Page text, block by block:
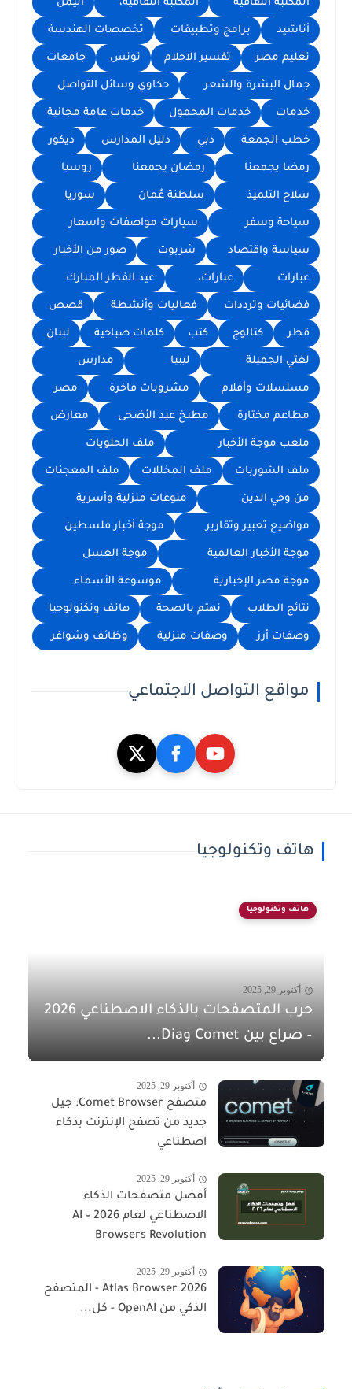
المكتبة الثقافية المكتبة الثقافية، اليمن
أناشيد برامج وتطبيقات تخصصات الهندسة
تعليم مصر تفسير الاحلام تونس جامعات
جمال البشرة والشعر حكاوي وسائل التواصل
خدمات خدمات المحمول خدمات عامة مجانية
خطب الجمعة دبي دليل المدارس ديكور
رمضا يجمعنا رمضان يجمعنا روسيا
سلاح التلميذ سلطنة عُمان سوريا
سياحة وسفر سيارات مواصفات واسعار
سياسة واقتصاد شربوت صور من الأخبار
عبارات عبارات، عيد الفطر المبارك
فضائيات وترددات فعاليات وأنشطة قصص
قطر كتالوج كتب كلمات صباحية لبنان
لغتي الجميلة ليبيا مدارس
مسلسلات وأفلام مشروبات فاخرة مصر
مطاعم مختارة مطبخ عيد الأضحى معارض
ملعب موجة الأخبار ملف الحلويات
ملف الشوربات ملف المخللات ملف المعجنات
من وحي الدين منوعات منزلية وأسرية
مواضيع تعبير وتقارير موجة أخبار فلسطين
موجة الأخبار العالمية موجة العسل
موجة مصر الإخبارية موسوعة الأسماء
نتائج الطلاب نهتم بالصحة هاتف وتكنولوجيا
وصفات أرز وصفات منزلية وظائف وشواغر
مواقع التواصل الاجتماعي
هاتف وتكنولوجيا
هاتف وتكنولوجيا
أكتوبر 29, 2025
حرب المتصفحات بالذكاء الاصطناعي 2026
– صراع بين Comet وDia...
أكتوبر 29, 2025
متصفح Comet Browser: جيل
جديد من تصفح الإنترنت بذكاء
اصطناعي
أكتوبر 29, 2025
أفضل متصفحات الذكاء
الاصطناعي لعام 2026 – AI
Browsers Revolution
أكتوبر 29, 2025
Atlas Browser 2026 - المتصفح
الذكي من OpenAI - كل...